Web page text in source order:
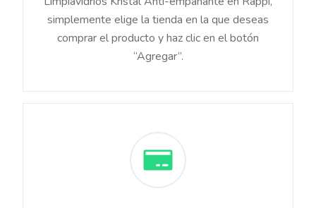
simplemente elige la tienda en la que deseas
comprar el producto y haz clic en el botón
“Agregar”.